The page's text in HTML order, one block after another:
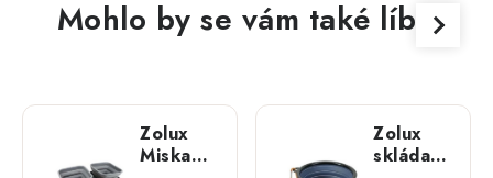
Mohlo by se vám také líbit
Zolux
Miska
Zolux
skládací